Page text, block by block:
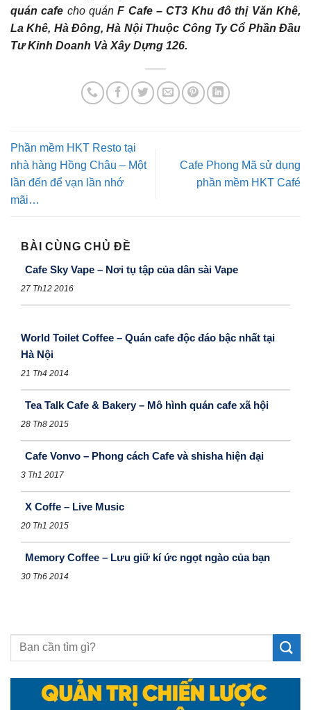
quán cafe cho quánF Cafe – CT3 Khu đô thị Văn Khê,
La Khê, Hà Đông, Hà Nội Thuộc Công Ty Cổ Phần Đầu
Tư Kinh Doanh Và Xây Dựng 126.
Phần mềm HKT Resto tại
nhà hàng Hồng Châu – Một
lần đến để vạn lần nhớ
mãi…
Cafe Phong Mã sử dụng
phần mềm HKT Café
BÀI CÙNG CHỦ ĐỀ
Cafe Sky Vape – Nơi tụ tập của dân sài Vape
27 Th12 2016
World Toilet Coffee – Quán cafe độc đáo bậc nhất tại
Hà Nội
21 Th4 2014
Tea Talk Cafe & Bakery – Mô hình quán cafe xã hội
28 Th8 2015
Cafe Vonvo – Phong cách Cafe và shisha hiện đại
3 Th1 2017
X Coffe – Live Music
20 Th1 2015
Memory Coffee – Lưu giữ kí ức ngọt ngào của bạn
30 Th6 2014